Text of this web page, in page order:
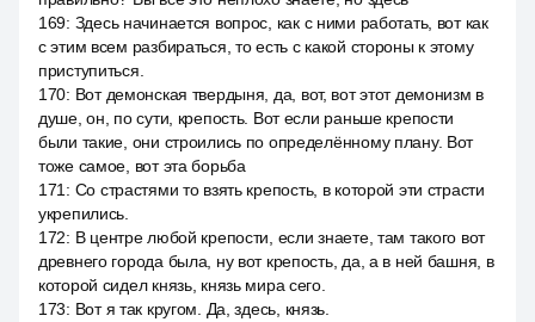
169: Здесь начинается вопрос, как с ними работать, вот как
с этим всем разбираться, то есть с какой стороны к этому
приступиться.
170: Вот демонская твердыня, да, вот, вот этот демонизм в
душе, он, по сути, крепость. Вот если раньше крепости
были такие, они строились по определённому плану. Вот
тоже самое, вот эта борьба
171 : Со страстями то взять крепость, в которой эти страсти
укрепились.
172: В центре любой крепости, если знаете, там такого вот
древнего города была, ну вот крепость, да, а в ней башня, в
которой сидел князь, князь мира сего.
173: Вот я так кругом. Да, здесь, князь.